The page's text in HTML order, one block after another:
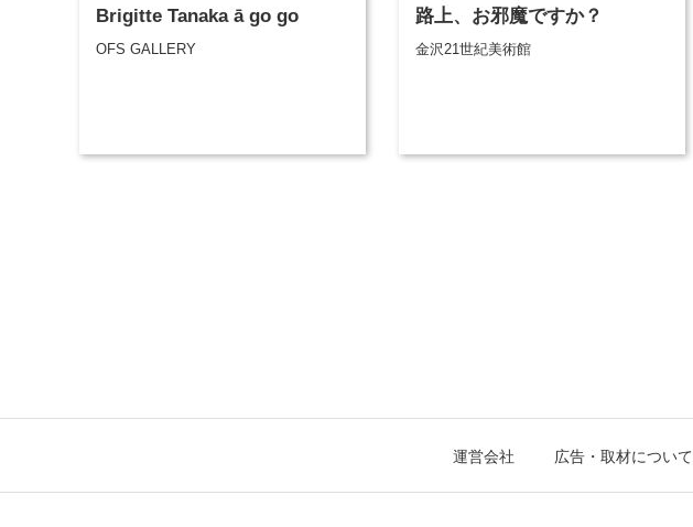
Brigitte Tanaka ā go go
OFS GALLERY
路上、お邪魔ですか？
金沢21世紀美術館
運営会社 広告・取材について